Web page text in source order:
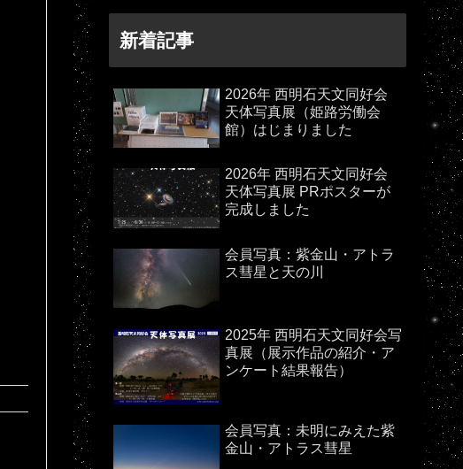
新着記事
2026年 西明石天文同好会
天体写真展（姫路労働会
館）はじまりました
2026年 西明石天文同好会
天体写真展 PRポスターが
完成しました
会員写真：紫金山・アトラ
ス彗星と天の川
2025年 西明石天文同好会写
真展（展示作品の紹介・ア
ンケート結果報告）
会員写真：未明にみえた紫
金山・アトラス彗星